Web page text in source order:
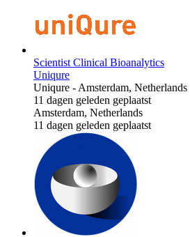
Scientist Clinical Bioanalytics
Uniqure
Uniqure -Amsterdam, Netherlands
11 dagen geleden geplaatst
Amsterdam, Netherlands
11 dagen geleden geplaatst